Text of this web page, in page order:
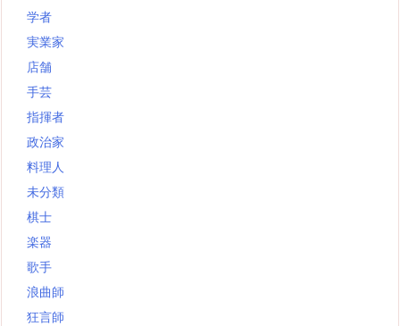
学者
実業家
店舗
手芸
指揮者
政治家
料理人
未分類
棋士
楽器
歌手
浪曲師
狂言師